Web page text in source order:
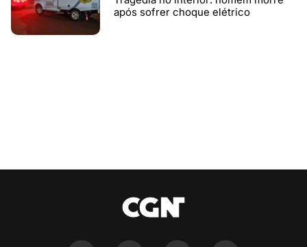
após sofrer choque elétrico